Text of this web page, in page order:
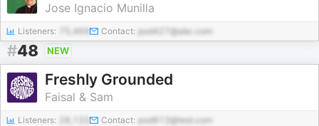
Jose Ignacio Munilla
Listeners: 75,469 Contact: pod427@abc.com
#48 NEW
Freshly Grounded
Faisal & Sam
Listeners: Contact: pod913@test.com